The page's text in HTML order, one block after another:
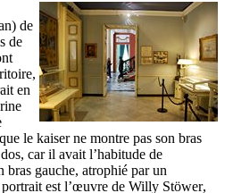
de
de
en
le kaiser ne montre pas son bras
car il avait l’habitude de
gauche, atrophié par un
est l’œuvre de Willy Stöwer,